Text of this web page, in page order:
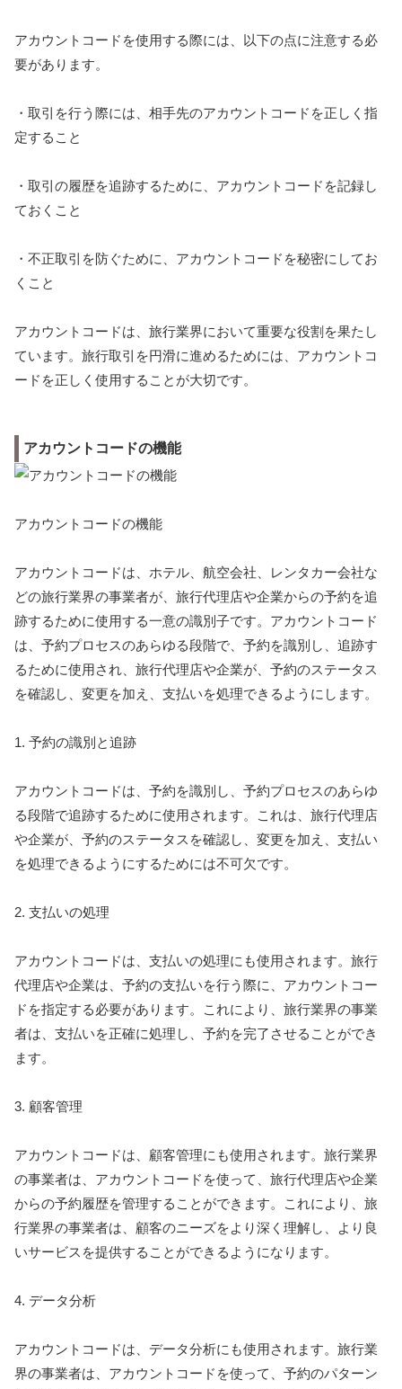
アカウントコードを使用する際には、以下の点に注意する必
要があります。
・取引を行う際には、相手先のアカウントコードを正しく指
定すること
・取引の履歴を追跡するために、アカウントコードを記録し
ておくこと
・不正取引を防ぐために、アカウントコードを秘密にしてお
くこと
アカウントコードは、旅行業界において重要な役割を果たし
ています。旅行取引を円滑に進めるためには、アカウントコ
ードを正しく使用することが大切です。
アカウントコードの機能
アカウントコードの機能
アカウントコードは、ホテル、航空会社、レンタカー会社な
どの旅行業界の事業者が、旅行代理店や企業からの予約を追
跡するために使用する一意の識別子です。アカウントコード
は、予約プロセスのあらゆる段階で、予約を識別し、追跡す
るために使用され、旅行代理店や企業が、予約のステータス
を確認し、変更を加え、支払いを処理できるようにします。
1. 予約の識別と追跡
アカウントコードは、予約を識別し、予約プロセスのあらゆ
る段階で追跡するために使用されます。これは、旅行代理店
や企業が、予約のステータスを確認し、変更を加え、支払い
を処理できるようにするためには不可欠です。
2. 支払いの処理
アカウントコードは、支払いの処理にも使用されます。旅行
代理店や企業は、予約の支払いを行う際に、アカウントコー
ドを指定する必要があります。これにより、旅行業界の事業
者は、支払いを正確に処理し、予約を完了させることができ
ます。
3. 顧客管理
アカウントコードは、顧客管理にも使用されます。旅行業界
の事業者は、アカウントコードを使って、旅行代理店や企業
からの予約履歴を管理することができます。これにより、旅
行業界の事業者は、顧客のニーズをより深く理解し、より良
いサービスを提供することができるようになります。
4. データ分析
アカウントコードは、データ分析にも使用されます。旅行業
界の事業者は、アカウントコードを使って、予約のパターン